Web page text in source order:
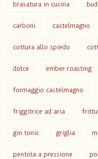
brasatura in cucina
carboni castelmagno
cottura allo spiedo
dolce ember roasting
formaggio castelmagno
friggitrice ad aria
gin tonic griglia
pentola a pressione